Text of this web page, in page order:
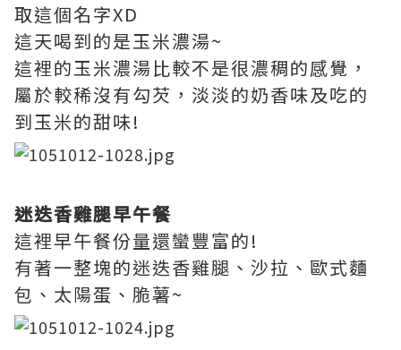
取這個名字XD
這天喝到的是玉米濃湯~
這裡的玉米濃湯比較不是很濃稠的感覺，
屬於較稀沒有勾芡，淡淡的奶香味及吃的
到玉米的甜味!
迷迭香雞腿早午餐
這裡早午餐份量還蠻豐富的!
有著一整塊的迷迭香雞腿、沙拉、歐式麵
包、太陽蛋、脆薯~